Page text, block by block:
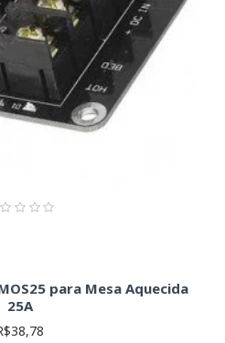
para Mesa Aquecida
25A